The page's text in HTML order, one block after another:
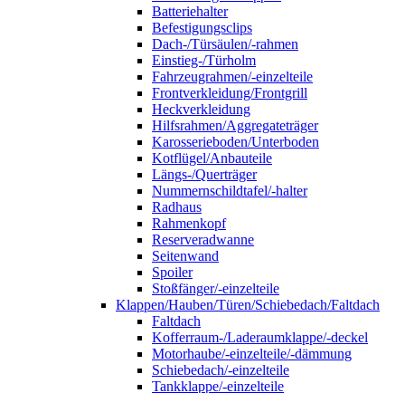
Batteriehalter
Befestigungsclips
Dach-/Türsäulen/-rahmen
Einstieg-/Türholm
Fahrzeugrahmen/-einzelteile
Frontverkleidung/Frontgrill
Heckverkleidung
Hilfsrahmen/Aggregateträger
Karosserieboden/Unterboden
Kotflügel/Anbauteile
Längs-/Querträger
Nummernschildtafel/-halter
Radhaus
Rahmenkopf
Reserveradwanne
Seitenwand
Spoiler
Stoßfänger/-einzelteile
Klappen/Hauben/Türen/Schiebedach/Faltdach
Faltdach
Kofferraum-/Laderaumklappe/-deckel
Motorhaube/-einzelteile/-dämmung
Schiebedach/-einzelteile
Tankklappe/-einzelteile